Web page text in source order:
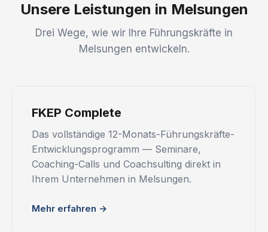
Unsere Leistungen in Melsungen
Drei Wege, wie wir Ihre Führungskräfte in
Melsungen entwickeln.
FKEP Complete
Das vollständige 12-Monats-Führungskräfte-
Entwicklungsprogramm — Seminare,
Coaching-Calls und Coachsulting direkt in
Ihrem Unternehmen in Melsungen.
Mehr erfahren →